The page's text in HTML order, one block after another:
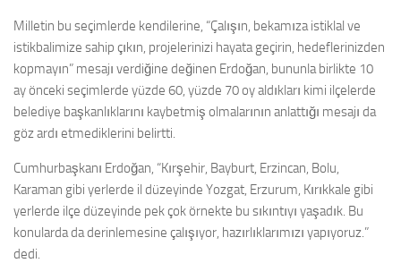
Milletin bu seçimlerde kendilerine, “Çalışın, bekamıza istiklal ve
istikbalimize sahip çıkın, projelerinizi hayata geçirin, hedeflerinizden
kopmayın” mesajı verdiğine değinen Erdoğan, bununla birlikte 10
ay önceki seçimlerde yüzde 60, yüzde 70 oy aldıkları kimi ilçelerde
belediye başkanlıklarını kaybetmiş olmalarının anlattığı mesajı da
göz ardı etmediklerini belirtti.
Cumhurbaşkanı Erdoğan, “Kırşehir, Bayburt, Erzincan, Bolu,
Karaman gibi yerlerde il düzeyinde Yozgat, Erzurum, Kırıkkale gibi
yerlerde ilçe düzeyinde pek çok örnekte bu sıkıntıyı yaşadık. Bu
konularda da derinlemesine çalışıyor, hazırlıklarımızı yapıyoruz.”
dedi.